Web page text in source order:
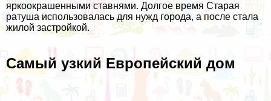
яркоокрашенными ставнями. Долгое время Старая
ратуша использовалась для нужд города, а после стала
жилой застройкой.
Самый узкий Европейский дом